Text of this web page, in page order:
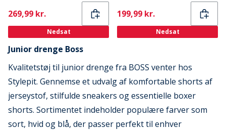
Current
269,99 kr.
Nedsat
Current
199,99 kr.
Nedsat
Junior drenge Boss
Kvalitetstøj til junior drenge fra BOSS venter hos
Stylepit. Gennemse et udvalg af komfortable shorts af
jerseystof, stilfulde sneakers og essentielle boxer
shorts. Sortimentet indeholder populære farver som
sort, hvid og blå, der passer perfekt til enhver